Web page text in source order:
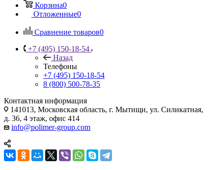
Корзина0
Отложенные0
Сравнение товаров0
+7 (495) 150-18-54
Назад
Телефоны
+7 (495) 150-18-54
8 (800) 500-78-35
Контактная информация
141013, Московская область, г. Мытищи, ул. Силикатная,
д. 36, 4 этаж, офис 414
info@polimer-group.com